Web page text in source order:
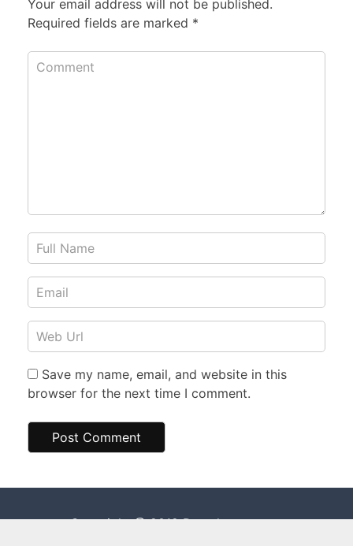
Your email address will not be published.
Required fields are marked *
Save my name, email, and website in this
browser for the next time I comment.
Copyright @ 2019 Dewahoster.com